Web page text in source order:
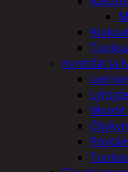
Kynttilät ja
Led-
Muotit